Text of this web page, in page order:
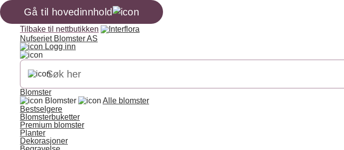
Gå til hovedinnhold
Tilbake til nettbutikken
Nufseriet Blomster AS
Logg inn
Blomster
Blomster
Alle blomster
Bestselgere
Blomsterbuketter
Premium blomster
Planter
Dekorasjoner